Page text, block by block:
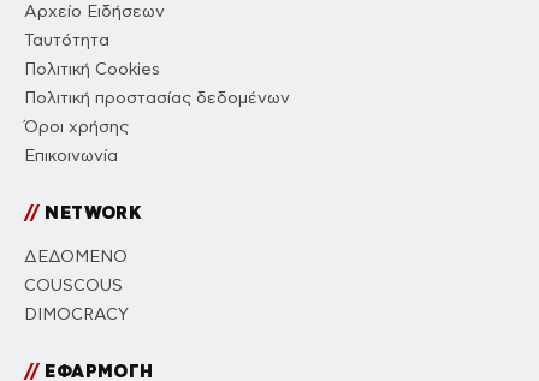
Αρχείο Ειδήσεων
Ταυτότητα
Πολιτική Cookies
Πολιτική προστασίας δεδομένων
Όροι χρήσης
Επικοινωνία
//NETWORK
ΔΕΔΟΜΕΝΟ
COUSCOUS
DIMOCRACY
//ΕΦΑΡΜΟΓΗ